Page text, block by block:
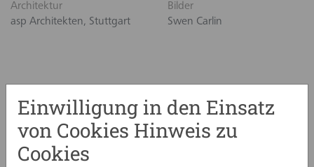
Architektur
asp Architekten, Stuttgart
Bilder
Swen Carlin
Einwilligung in den Einsatz
von Cookies Hinweis zu
Cookies